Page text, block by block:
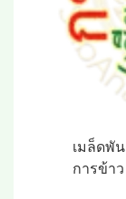
เมล็ดพั
การข้าว